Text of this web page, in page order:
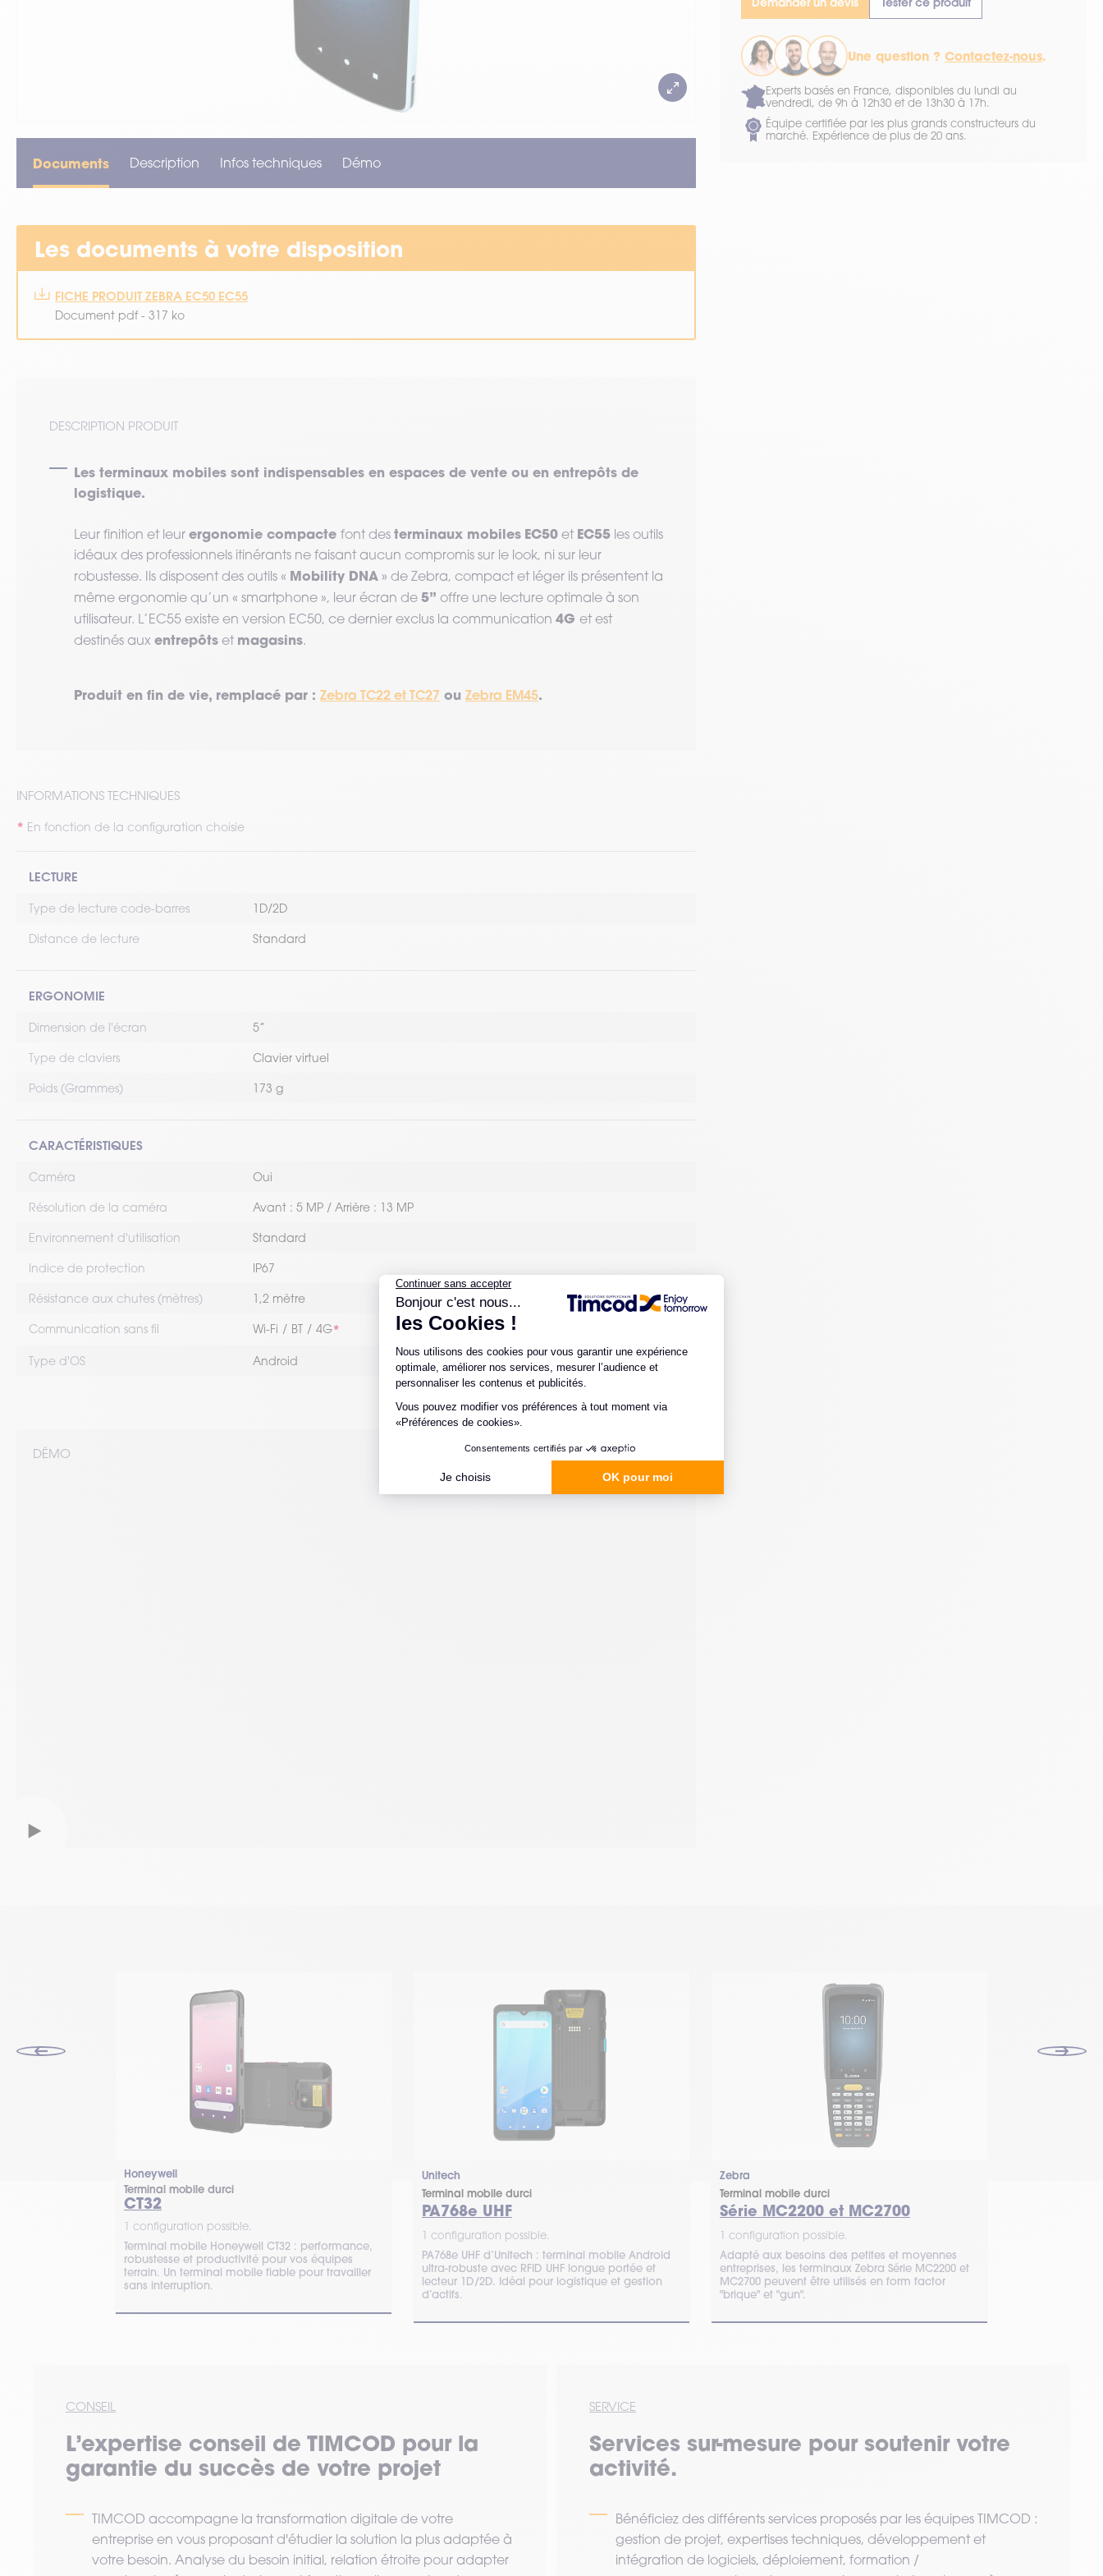
Une question ?Contactez-nous.
Experts basés en France, disponibles du lundi au
vendredi, de 9h à 12h30 et de 13h30 à 17h.
Équipe certifiée par les plus grands constructeurs du
marché. Expérience de plus de 20 ans.
Documents Description Infos techniques Démo
Les documents à votre disposition
FICHE PRODUIT ZEBRA EC50 EC55
Document pdf - 317 ko
DESCRIPTION PRODUIT
Les terminaux mobiles sont indispensables en espaces de vente ou en entrepôts de
logistique.
Leur finition et leur ergonomie compacte font des terminaux mobiles EC50 et EC55 les outils
idéaux des professionnels itinérants ne faisant aucun compromis sur le look, ni sur leur
robustesse. Ils disposent des outils « Mobility DNA » de Zebra, compact et léger ils présentent la
même ergonomie qu’un « smartphone », leur écran de 5’’ offre une lecture optimale à son
utilisateur. L’EC55 existe en version EC50, ce dernier exclus la communication 4G et est
destinés aux entrepôts et magasins.
Produit en fin de vie, remplacé par : Zebra TC22 et TC27 ou Zebra EM45.
INFORMATIONS TECHNIQUES
En fonction de la configuration choisie
LECTURE
Type de lecture code-barres 1D/2D
Distance de lecture Standard
ERGONOMIE
Dimension de l'écran 5’’
Type de claviers Clavier virtuel
Poids (Grammes) 173 g
CARACTÉRISTIQUES
Caméra Oui
Résolution de la caméra Avant : 5 MP / Arrière : 13 MP
Environnement d'utilisation Standard
Indice de protection IP67
Résistance aux chutes (mètres) 1,2 mètre
Communication sans fil Wi-Fi BT 4G
Type d'OS Android
DÉMO
Honeywell
Terminal mobile durci
CT32
1 configuration possible.
Terminal mobile Honeywell CT32 : performance,
robustesse et productivité pour vos équipes
terrain. Un terminal mobile fiable pour travailler
sans interruption.
Unitech
Terminal mobile durci
PA768e UHF
1 configuration possible.
PA768e UHF d’Unitech : terminal mobile Android
ultra-robuste avec RFID UHF longue portée et
lecteur 1D/2D. Idéal pour logistique et gestion
d’actifs.
Zebra
Terminal mobile durci
Série MC2200 et MC2700
1 configuration possible.
Adapté aux besoins des petites et moyennes
entreprises, les terminaux Zebra Série MC2200 et
MC2700 peuvent être utilisés en form factor
"brique" et "gun".
CONSEIL
L’expertise conseil de TIMCOD pour la
garantie du succès de votre projet
TIMCOD accompagne la transformation digitale de votre
entreprise en vous proposant d'étudier la solution la plus adaptée à
votre besoin. Analyse du besoin initial, relation étroite pour adapter
SERVICE
Services sur-mesure pour soutenir votre
activité.
Bénéficiez des différents services proposés par les équipes TIMCOD :
gestion de projet, expertises techniques, développement et
intégration de logiciels, déploiement, formation /